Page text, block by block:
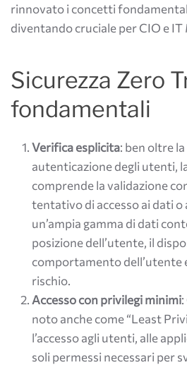
rinnovato i concetti
diventando cruciale per CIO e IT
Sicurezza Zero
fondamentali
Verifica esplicita: ben oltre
autenticazione degli utenti,
comprende la validazione
tentativo di accesso ai dati o
un’ampia gamma di dati
posizione dell’utente, il
comportamento dell’utente
rischio.
Accesso con privilegi minimi
noto anche come “Least
l’accesso agli utenti, alle
soli permessi necessari per